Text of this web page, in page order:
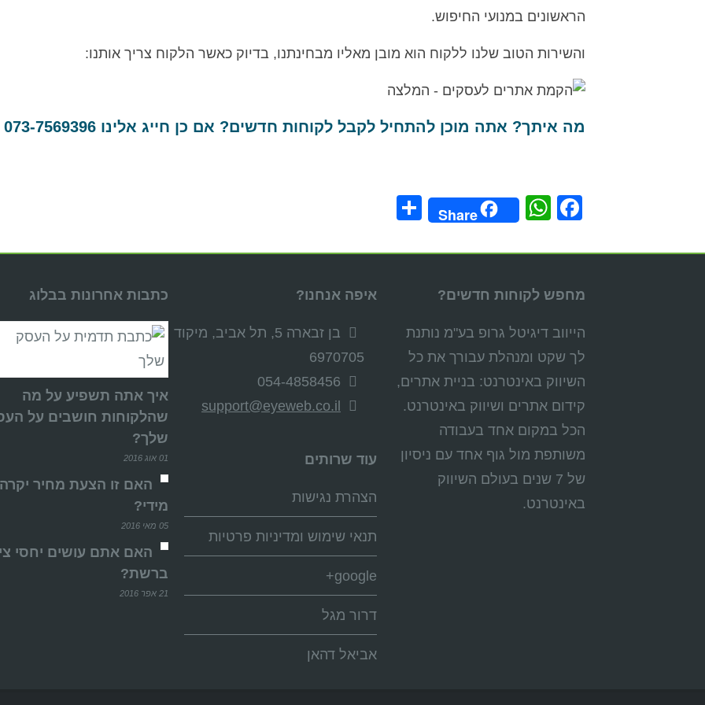
הראשונים במנועי החיפוש.
והשירות הטוב שלנו ללקוח הוא מובן מאליו מבחינתנו, בדיוק כאשר הלקוח צריך אותנו:
מה איתך? אתה מוכן להתחיל לקבל לקוחות חדשים? אם כן חייג אלינו 073-7569396
Facebook
WhatsApp
Share
מחפש לקוחות חדשים?
הייווב דיגיטל גרופ בע"מ נותנת
לך שקט ומנהלת עבורך את כל
השיווק באינטרנט: בניית אתרים,
קידום אתרים ושיווק באינטרנט.
הכל במקום אחד בעבודה
משותפת מול גוף אחד עם ניסיון
של 7 שנים בעולם השיווק
באינטרנט.
איפה אנחנו?
בן זבארה 5, תל אביב, מיקוד
6970705
054-4858456
support@eyeweb.co.il
עוד שרותים
הצהרת נגישות
תנאי שימוש ומדיניות פרטיות
google+
דרור מגל
אביאל דהאן
כתבות אחרונות בבלוג
איך אתה תשפיע על מה
שהלקוחות חושבים על
שלך?
01 אוג 2016
האם זו הצעת מחיר יקרה
מידי?
05 מאי 2016
האם אתם עושים יחסי
ברשת?
21 אפר 2016